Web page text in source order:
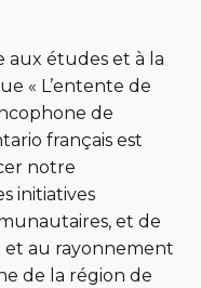
aux études et à la
« L’entente de
de
français est
notre
initiatives
et de
au rayonnement
de la région de